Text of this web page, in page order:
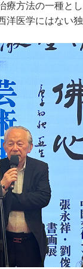
療方法の一種と
洋医学にはない